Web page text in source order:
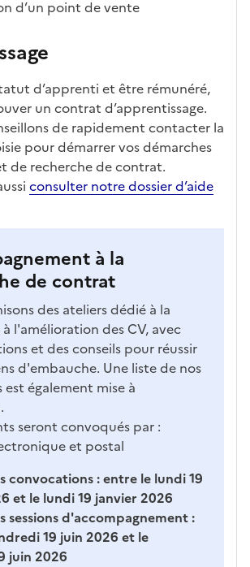
d’un point de vente
d’apprenti et être rémunéré,
un contrat d’apprentissage.
de rapidement contacter la
pour démarrer vos démarches
de recherche de contrat.
consulter notre dossier d’aide
à la
de contrat
des ateliers dédié à la
l'amélioration des CV, avec
et des conseils pour réussir
d'embauche. Une liste de nos
également mise à
seront convoqués par :
et postal
convocations :entre le lundi 19
et le lundi 19 janvier 2026
sessions d'accompagnement :
19 juin 2026 et le
juin 2026